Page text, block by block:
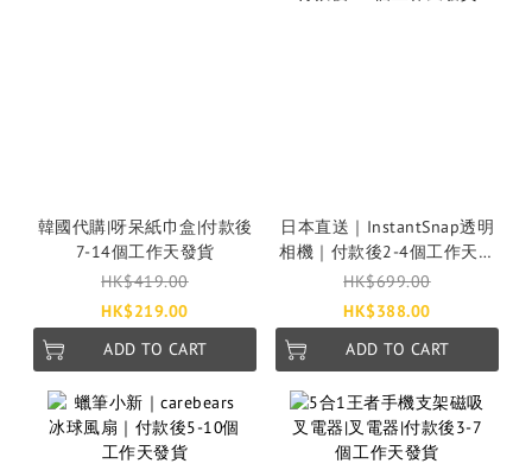
韓國代購|呀呆紙巾盒|付款後
7-14個工作天發貨
HK$419.00
HK$219.00
ADD TO CART
日本直送｜InstantSnap透明
相機｜付款後2-4個工作天發
貨
HK$699.00
HK$388.00
ADD TO CART